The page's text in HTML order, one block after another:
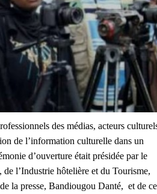
des médias, acteurs
de l’information culturelle dans un
d’ouverture était présidée par le
l’Industrie hôtelière et du Tourisme,
la presse, Bandiougou Danté, et de